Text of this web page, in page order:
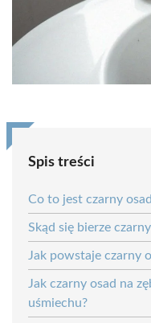
Spis treści
Co to jest czarny
Skąd się bierze
Jak powstaje czarny
Jak czarny osad na
uśmiechu?